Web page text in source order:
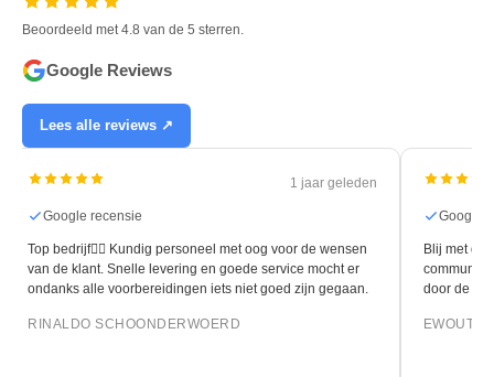
Beoordeeld met 4.8 van de 5 sterren.
Google Reviews
Lees alle reviews ↗
1 jaar geleden
Google recensie
Top bedrijf👍🏻 Kundig personeel met oog voor de wensen
van de klant. Snelle levering en goede service mocht er
ondanks alle voorbereidingen iets niet goed zijn gegaan.
RINALDO SCHOONDERWOERD
Google
Blij met de
door de
EWOUT